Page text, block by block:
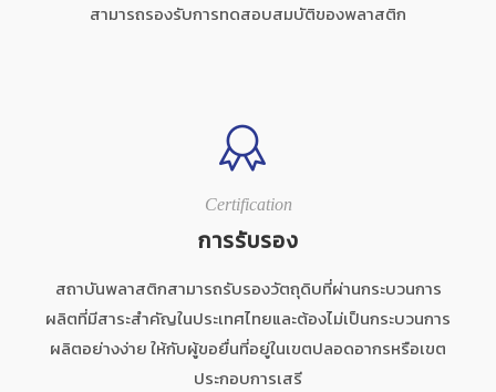
สามารถรองรับการทดสอบสมบัติของพลาสติก
Certification
การรับรอง
สถาบันพลาสติกสามารถรับรองวัตถุดิบที่ผ่านกระบวนการ
ผลิตที่มีสาระสำคัญในประเทศไทยและต้องไม่เป็นกระบวนการ
ผลิตอย่างง่าย ให้กับผู้ขอยื่นที่อยู่ในเขตปลอดอากรหรือเขต
ประกอบการเสรี